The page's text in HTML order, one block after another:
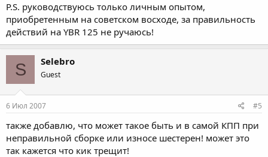
P.S. руководствуюсь только личным опытом,
приобретенным на советском восходе, за правильность
действий на YBR 125 не ручаюсь!
S Selebro
Guest
6 Июл 2007 #5
также добавлю, что может такое быть и в самой КПП при
неправильной сборке или износе шестерен! может это
так кажется что кик трещит!